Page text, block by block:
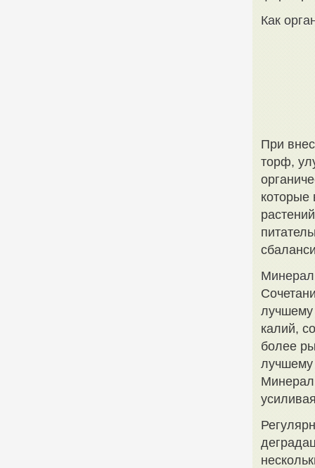
Как
При
торф,
которые
лучшему
калий,
более
лучшему